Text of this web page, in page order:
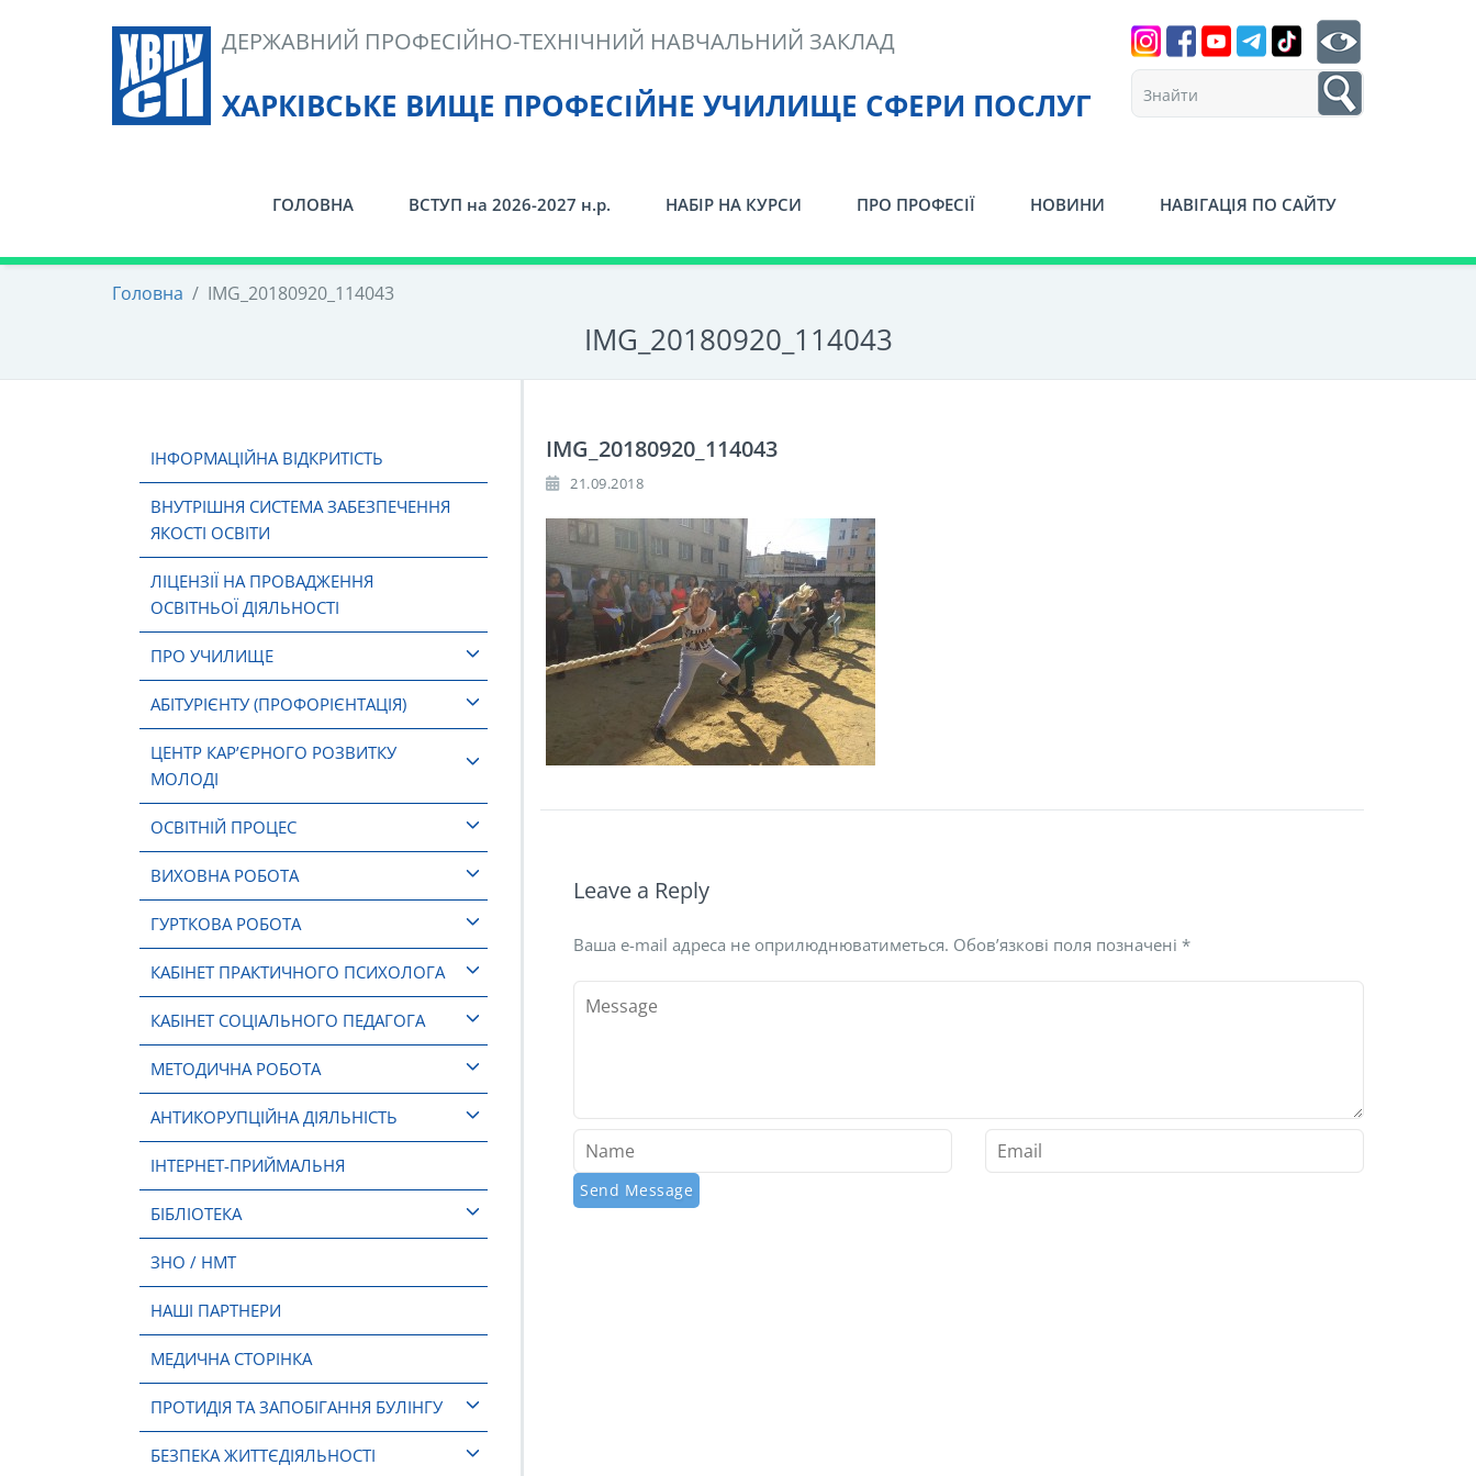
ХАРКІВСЬКЕ ВИЩЕ ПРОФЕСІЙНЕ УЧИЛИЩЕ СФЕРИ ПОСЛУГ
ДЕРЖАВНИЙ ПРОФЕСІЙНО-ТЕХНІЧНИЙ НАВЧАЛЬНИЙ ЗАКЛАД
1
ГОЛОВНА ВСТУП на 2026-2027 н.р. НАБІР НА КУРСИ ПРО ПРОФЕСІЇ НОВИНИ НАВІГАЦІЯ ПО САЙТУ
Головна / IMG_20180920_114043
IMG_20180920_114043
ІНФОРМАЦІЙНА ВІДКРИТІСТЬ
ВНУТРІШНЯ СИСТЕМА ЗАБЕЗПЕЧЕННЯ
ЯКОСТІ ОСВІТИ
ЛІЦЕНЗІЇ НА ПРОВАДЖЕННЯ
ОСВІТНЬОЇ ДІЯЛЬНОСТІ
ПРО УЧИЛИЩЕ
АБІТУРІЄНТУ (ПРОФОРІЄНТАЦІЯ)
ЦЕНТР КАР’ЄРНОГО РОЗВИТКУ
МОЛОДІ
ОСВІТНІЙ ПРОЦЕС
ВИХОВНА РОБОТА
ГУРТКОВА РОБОТА
КАБІНЕТ ПРАКТИЧНОГО ПСИХОЛОГА
КАБІНЕТ СОЦІАЛЬНОГО ПЕДАГОГА
МЕТОДИЧНА РОБОТА
АНТИКОРУПЦІЙНА ДІЯЛЬНІСТЬ
ІНТЕРНЕТ-ПРИЙМАЛЬНЯ
БІБЛІОТЕКА
ЗНО / НМТ
НАШІ ПАРТНЕРИ
МЕДИЧНА СТОРІНКА
ПРОТИДІЯ ТА ЗАПОБІГАННЯ БУЛІНГУ
БЕЗПЕКА ЖИТТЄДІЯЛЬНОСТІ
IMG_20180920_114043
21.09.2018
Leave a Reply
Ваша e-mail адреса не оприлюднюватиметься. Обов’язкові поля позначені *